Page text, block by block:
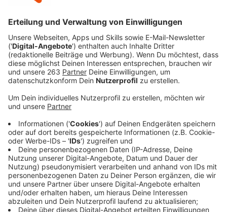
Es gibt „grünes Licht“: Am 3. Juli wird das Siegtal von
Siegburg bis Siegen nach zwei Jahren Pause wieder
für den gesamten Autoverkehr gesperrt. Bei „Siegtal
pur“ kann dann von 9:00 bis 18:00 Uhr wieder auf über
100 km Bundes- und Landstraßen autofrei geradelt
werden. In dieser Zeit steht die Strecke ausschließlich
Radfahrern, Inlineskatern, Joggern und Fußgängern zur
Verfügung. Veranstalter sind der Rhein-Sieg-Kreis, der
Landkreis Altenkirchen und der Kreis Siegen-
Wittgenstein mit ihren Kommunen entlang der Sieg.
Die Strecke wird in diesem Jahr etwas verkürzt, sie
wird bereits in Siegen enden bzw. starten – und zwar
an der Auf- und Abfahrt Sieghütte, so der aktuelle
Planungsstand. Die HTS mit den attraktiven Tunneln
wird also auch in diesem Jahr Bestandteil der Strecke